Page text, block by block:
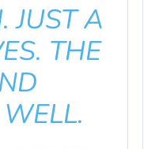
JUST A
THE